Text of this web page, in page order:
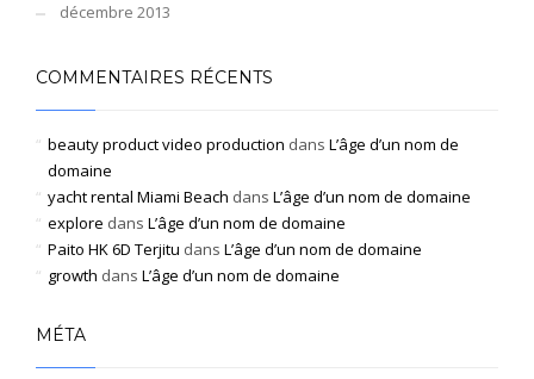
décembre 2013
COMMENTAIRES RÉCENTS
beauty product video production dans L’âge d’un nom de
domaine
yacht rental Miami Beach dans L’âge d’un nom de domaine
explore dans L’âge d’un nom de domaine
Paito HK 6D Terjitu dans L’âge d’un nom de domaine
growth dans L’âge d’un nom de domaine
MÉTA